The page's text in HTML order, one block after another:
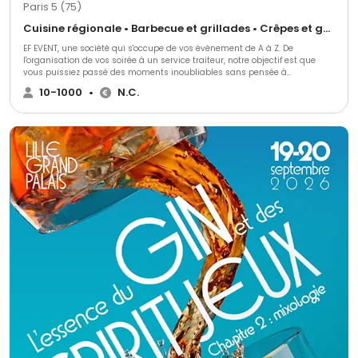
Paris 5 (75)
Cuisine régionale • Barbecue et grillades • Crêpes et galettes
EF EVENT, une société qui s'occupe de vos évènement de A à Z. De
l'organisation de vos soirée à un service traiteur, notre objectif est que
vous puissiez passé des moments inoubliables sans pensée à
l'organisation.
10-1000 • N.C.